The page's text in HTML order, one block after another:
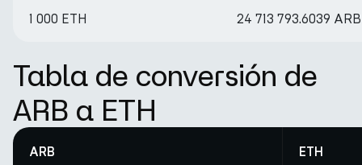
1 000 ETH 24 713 793.6039 ARB
Tabla de conversión de
ARB a ETH
ARB ETH